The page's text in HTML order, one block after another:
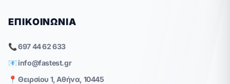
ΕΠΙΚΟΙΝΩΝΊΑ
📞 697 44 62 633
📧info@fastest.gr
📍 Θειρσίου 1, Αθήνα, 10445